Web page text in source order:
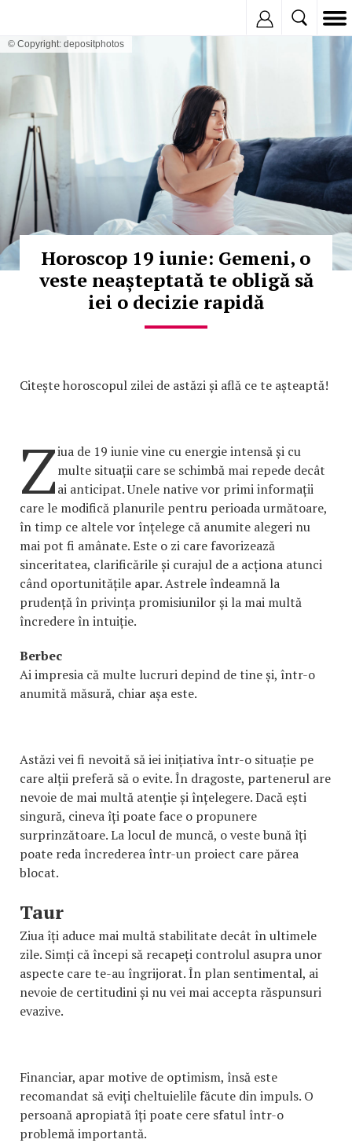
© Copyright: depositphotos
Horoscop 19 iunie: Gemeni, o
veste neașteptată te obligă să
iei o decizie rapidă
Citește horoscopul zilei de astăzi și află ce te așteaptă!
Ziua de 19 iunie vine cu energie intensă și cu
multe situații care se schimbă mai repede decât
ai anticipat. Unele native vor primi informații
care le modifică planurile pentru perioada următoare,
în timp ce altele vor înțelege că anumite alegeri nu
mai pot fi amânate. Este o zi care favorizează
sinceritatea, clarificările și curajul de a acționa atunci
când oportunitățile apar. Astrele îndeamnă la
prudență în privința promisiunilor și la mai multă
încredere în intuiție.
Berbec
Ai impresia că multe lucruri depind de tine și, într-o
anumită măsură, chiar așa este.
Astăzi vei fi nevoită să iei inițiativa într-o situație pe
care alții preferă să o evite. În dragoste, partenerul are
nevoie de mai multă atenție și înțelegere. Dacă ești
singură, cineva îți poate face o propunere
surprinzătoare. La locul de muncă, o veste bună îți
poate reda încrederea într-un proiect care părea
blocat.
Taur
Ziua îți aduce mai multă stabilitate decât în ultimele
zile. Simți că începi să recapeți controlul asupra unor
aspecte care te-au îngrijorat. În plan sentimental, ai
nevoie de certitudini și nu vei mai accepta răspunsuri
evazive.
Financiar, apar motive de optimism, însă este
recomandat să eviți cheltuielile făcute din impuls. O
persoană apropiată îți poate cere sfatul într-o
problemă importantă.